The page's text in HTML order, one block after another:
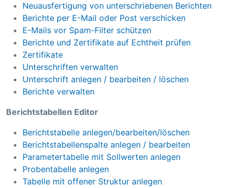
Neuausfertigung von unterschriebenen Berichten
Berichte per E-Mail oder Post verschicken
E-Mails vor Spam-Filter schützen
Berichte und Zertifikate auf Echtheit prüfen
Zertifikate
Unterschriften verwalten
Unterschrift anlegen / bearbeiten / löschen
Berichte verwalten
Berichtstabellen Editor
Berichtstabelle anlegen/bearbeiten/löschen
Berichtstabellenspalte anlegen / bearbeiten
Parametertabelle mit Sollwerten anlegen
Probentabelle anlegen
Tabelle mit offener Struktur anlegen